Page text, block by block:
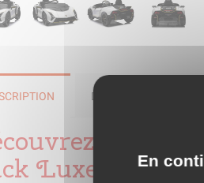
DÉTAILS DU PRODUIT
notre
Luxe
En